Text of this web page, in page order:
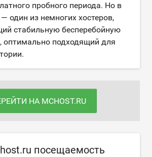
пробного периода. Но в
один из немногих хостеров,
стабильную бесперебойную
оптимально подходящий для
НА MCHOST.RU
посещаемость